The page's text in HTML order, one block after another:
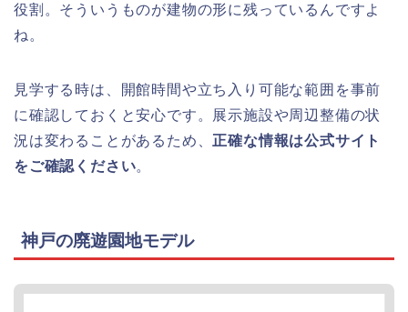
役割。そういうものが建物の形に残っているんですよ
ね。
見学する時は、開館時間や立ち入り可能な範囲を事前
に確認しておくと安心です。展示施設や周辺整備の状
況は変わることがあるため、 正確な情報は公式サイト
をご確認ください。
神戸の廃遊園地モデル